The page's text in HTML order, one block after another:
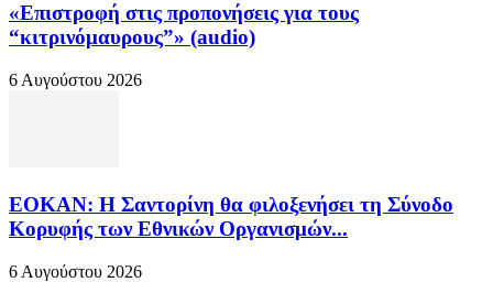
«Επιστροφή στις προπονήσεις για τους
“κιτρινόμαυρους”» (audio)
6 Αυγούστου 2026
ΕΟΚΑΝ: Η Σαντορίνη θα φιλοξενήσει τη Σύνοδο
Κορυφής των Εθνικών Οργανισμών...
6 Αυγούστου 2026